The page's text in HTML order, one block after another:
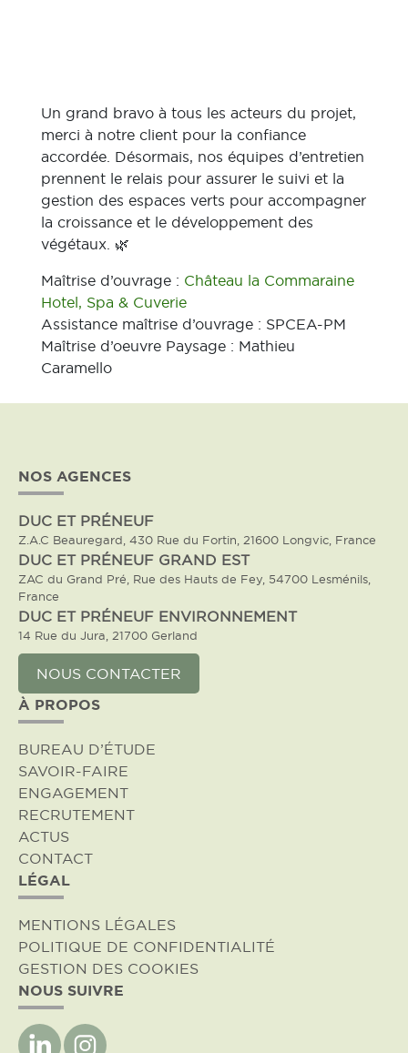
Un grand bravo à tous les acteurs du projet,
merci à notre client pour la confiance
accordée. Désormais, nos équipes d’entretien
prennent le relais pour assurer le suivi et la
gestion des espaces verts pour accompagner
la croissance et le développement des
végétaux. 🌿
Maîtrise d’ouvrage : Château la Commaraine
Hotel, Spa & Cuverie
Assistance maîtrise d’ouvrage : SPCEA-PM
Maîtrise d’oeuvre Paysage : Mathieu
Caramello
NOS AGENCES
DUC ET PRÉNEUF
Z.A.C Beauregard, 430 Rue du Fortin, 21600 Longvic, France
DUC ET PRÉNEUF GRAND EST
ZAC du Grand Pré, Rue des Hauts de Fey, 54700 Lesménils,
France
DUC ET PRÉNEUF ENVIRONNEMENT
14 Rue du Jura, 21700 Gerland
NOUS CONTACTER
À PROPOS
BUREAU D’ÉTUDE
SAVOIR-FAIRE
ENGAGEMENT
RECRUTEMENT
ACTUS
CONTACT
LÉGAL
MENTIONS LÉGALES
POLITIQUE DE CONFIDENTIALITÉ
GESTION DES COOKIES
NOUS SUIVRE